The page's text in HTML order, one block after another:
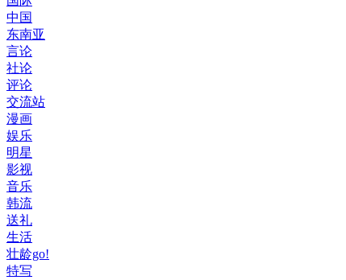
中国
东南亚
言论
社论
评论
交流站
漫画
娱乐
明星
影视
音乐
韩流
送礼
生活
壮龄go!
特写